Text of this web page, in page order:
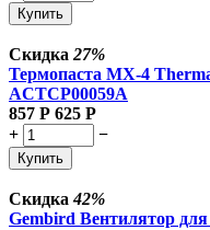
Купить
Скидка 27%
Термопаста MX-4
ACTCP00059A
857 Р 625 Р
+
−
Купить
Скидка42%
Gembird Вентилятор для